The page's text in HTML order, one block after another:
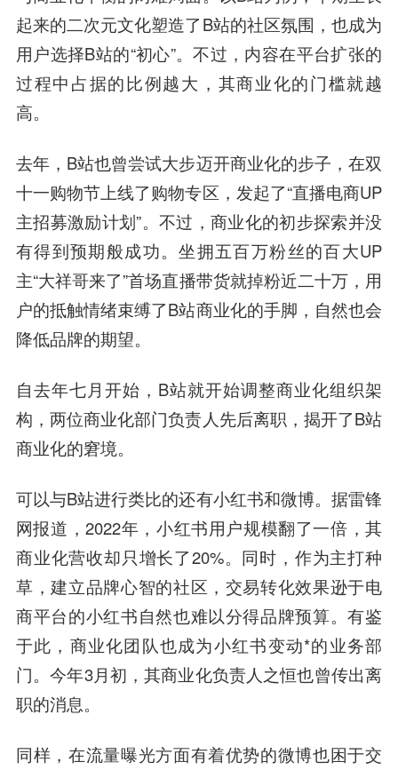
起来的二次元文化塑造了B站的社区氛围，也成为
用户选择B站的“初心”。不过，内容在平台扩张的
过程中占据的比例越大，其商业化的门槛就越
高。
去年，B站也曾尝试大步迈开商业化的步子，在双
十一购物节上线了购物专区，发起了“直播电商UP
主招募激励计划”。不过，商业化的初步探索并没
有得到预期般成功。坐拥五百万粉丝的百大UP
主“大祥哥来了”首场直播带货就掉粉近二十万，用
户的抵触情绪束缚了B站商业化的手脚，自然也会
降低品牌的期望。
自去年七月开始，B站就开始调整商业化组织架
构，两位商业化部门负责人先后离职，揭开了B站
商业化的窘境。
可以与B站进行类比的还有小红书和微博。据雷锋
网报道，2022年，小红书用户规模翻了一倍，其
商业化营收却只增长了20%。同时，作为主打种
草，建立品牌心智的社区，交易转化效果逊于电
商平台的小红书自然也难以分得品牌预算。有鉴
于此，商业化团队也成为小红书变动*的业务部
门。今年3月初，其商业化负责人之恒也曾传出离
职的消息。
同样，在流量曝光方面有着优势的微博也困于交